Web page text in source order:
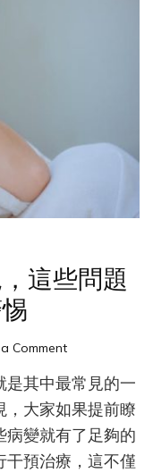
這些問題
Commenton
尿
眼
的
表
現
是其中最常見的一
，大家如果提前瞭
病變就有了足夠的
干預治療，這不僅